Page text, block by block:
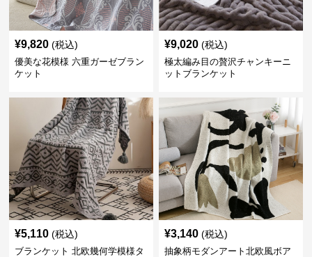
¥9,820 (税込)
優美な花模様 六重ガーゼブラン
ケット
¥9,020 (税込)
極太編み目の贅沢チャンキーニ
ットブランケット
¥5,110 (税込)
ブランケット 北欧幾何学模様タ
¥3,140 (税込)
抽象柄モダンアート北欧風ボア